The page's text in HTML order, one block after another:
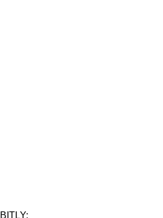
BITLY: